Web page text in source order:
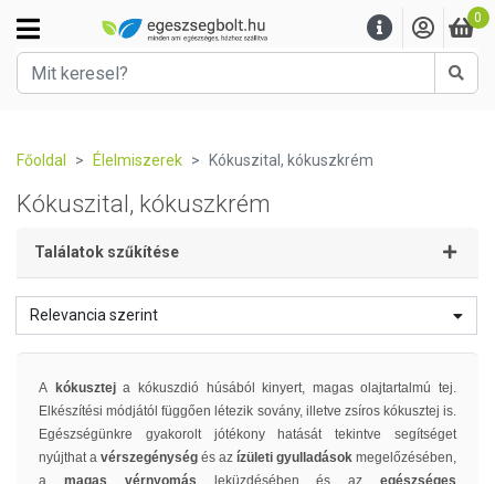
0
Főoldal Élelmiszerek Kókuszital, kókuszkrém
Kókuszital, kókuszkrém
Találatok szűkítése
Relevancia szerint
A kókuszteja kókuszdió húsából kinyert, magas olajtartalmú tej.
Elkészítési módjától függően létezik sovány, illetve zsíros kókusztej is.
Egészségünkre gyakorolt jótékony hatását tekintve segítséget
nyújthat a vérszegénység és az ízületi gyulladások megelőzésében,
a magas vérnyomás leküzdésében és azegészséges